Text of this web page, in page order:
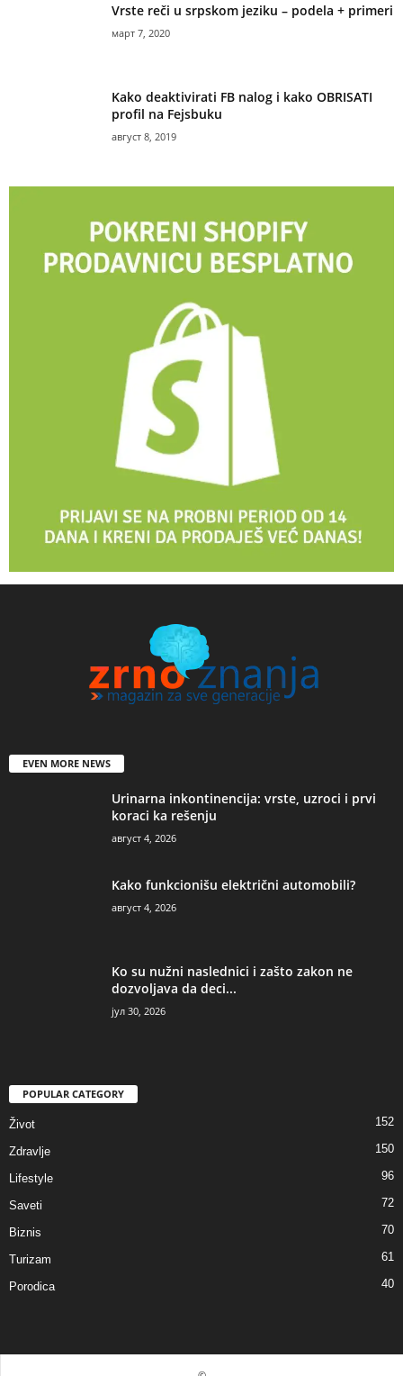
Vrste reči u srpskom jeziku – podela + primeri
март 7, 2020
Kako deaktivirati FB nalog i kako OBRISATI
profil na Fejsbuku
август 8, 2019
EVEN MORE NEWS
Urinarna inkontinencija: vrste, uzroci i prvi
koraci ka rešenju
август 4, 2026
Kako funkcionišu električni automobili?
август 4, 2026
Ko su nužni naslednici i zašto zakon ne
dozvoljava da deci...
јул 30, 2026
POPULAR CATEGORY
Život 152
Zdravlje 150
Lifestyle 96
Saveti 72
Biznis 70
Turizam 61
Porodica 40